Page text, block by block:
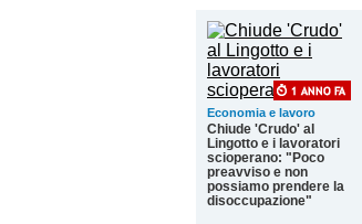
Economia e lavoro
Chiude 'Crudo' al
Lingotto e i lavoratori
scioperano: "Poco
preavviso e non
possiamo prendere la
disoccupazione"